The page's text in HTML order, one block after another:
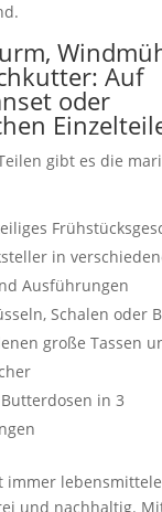
Auf
oder
gibt es die
in
Ausführungen
Schalen oder
große Tassen
in 3
immer
und nachhaltig.